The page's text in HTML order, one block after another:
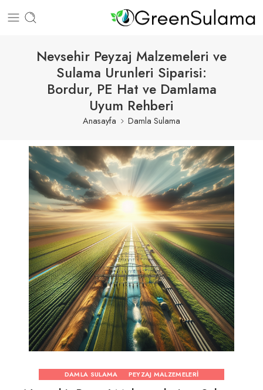
Nevsehir Peyzaj Malzemeleri ve
Sulama Urunleri Siparisi:
Bordur, PE Hat ve Damlama
Uyum Rehberi
Anasayfa Damla Sulama
DAMLA SULAMA PEYZAJ MALZEMELERI